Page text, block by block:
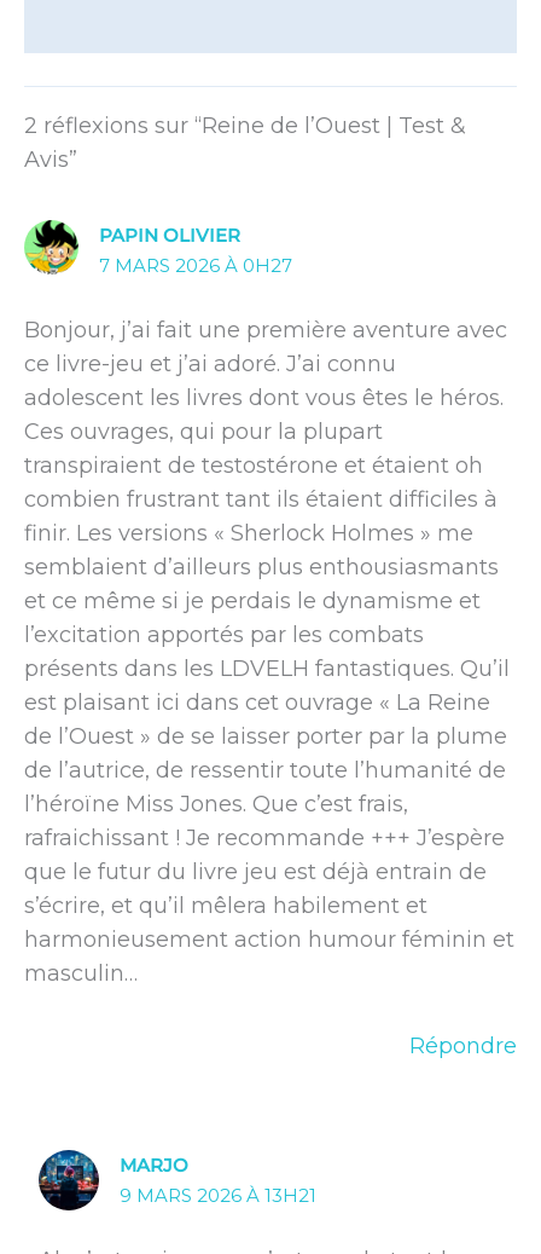
2 réflexions sur “Reine de l’Ouest | Test &
Avis”
PAPIN OLIVIER
7 MARS 2026 À 0H27
Bonjour, j’ai fait une première aventure avec
ce livre-jeu et j’ai adoré. J’ai connu
adolescent les livres dont vous êtes le héros.
Ces ouvrages, qui pour la plupart
transpiraient de testostérone et étaient oh
combien frustrant tant ils étaient difficiles à
finir. Les versions « Sherlock Holmes » me
semblaient d’ailleurs plus enthousiasmants
et ce même si je perdais le dynamisme et
l’excitation apportés par les combats
présents dans les LDVELH fantastiques. Qu’il
est plaisant ici dans cet ouvrage « La Reine
de l’Ouest » de se laisser porter par la plume
de l’autrice, de ressentir toute l’humanité de
l’héroïne Miss Jones. Que c’est frais,
rafraichissant ! Je recommande +++ J’espère
que le futur du livre jeu est déjà entrain de
s’écrire, et qu’il mêlera habilement et
harmonieusement action humour féminin et
masculin…
Répondre
MARJO
9 MARS 2026 À 13H21